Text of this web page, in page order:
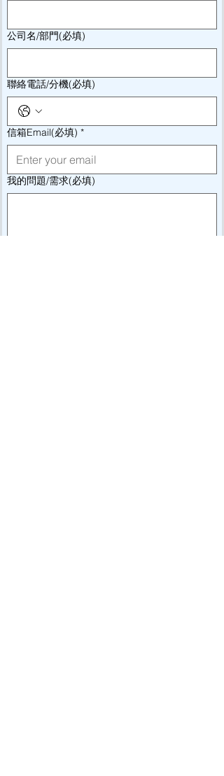
公司名/部門(必填)
聯絡電話/分機(必填)
信箱Email(必填) *
我的問題/需求(必填)